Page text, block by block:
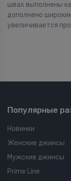
швах выполнены
дополнено
увеличивается
Популярные
Новинки
Женские джинсы
Мужские джинсы
Prime Line